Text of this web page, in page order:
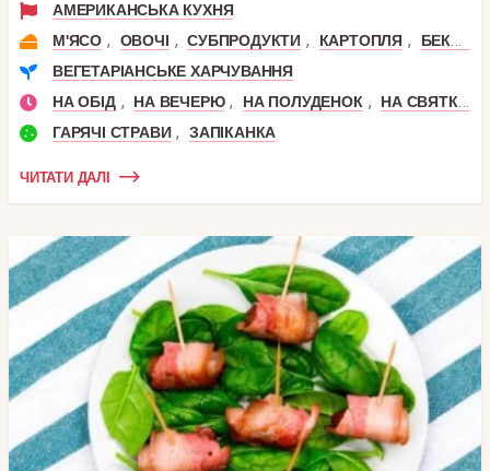
АМЕРИКАНСЬКА КУХНЯ
М'ЯСО , ОВОЧІ , СУБПРОДУКТИ , КАРТОПЛЯ ,
БЕКОН
ВЕГЕТАРІАНСЬКЕ ХАРЧУВАННЯ
НА ОБІД , НА ВЕЧЕРЮ , НА ПОЛУДЕНОК ,
НА СВЯТКОВИЙ СТІЛ
ГАРЯЧІ СТРАВИ , ЗАПІКАНКА
ЧИТАТИ ДАЛІ